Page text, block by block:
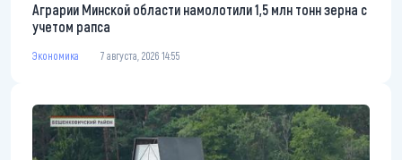
Аграрии Минской области намолотили 1,5 млн тонн зерна с
учетом рапса
Экономика 7 августа, 2026 14:55